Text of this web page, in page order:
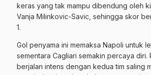
keras yang tak mampu dibendung oleh
Vanja Milinkovic-Savic, sehingga skor
1.
Gol penyama ini memaksa Napoli untuk
sementara Cagliari semakin percaya diri.
berjalan intens dengan kedua tim saling